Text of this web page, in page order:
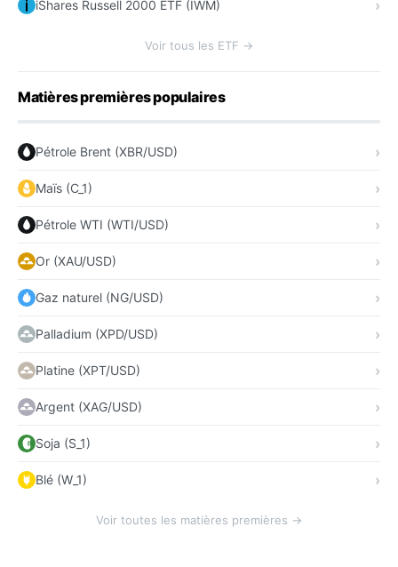
iShares Russell 2000 ETF (IWM)
Voir tous les ETF →
Matières premières populaires
Pétrole Brent (XBR/USD)
Maïs (C_1)
Pétrole WTI (WTI/USD)
Or (XAU/USD)
Gaz naturel (NG/USD)
Palladium (XPD/USD)
Platine (XPT/USD)
Argent (XAG/USD)
Soja (S_1)
Blé (W_1)
Voir toutes les matières premières →